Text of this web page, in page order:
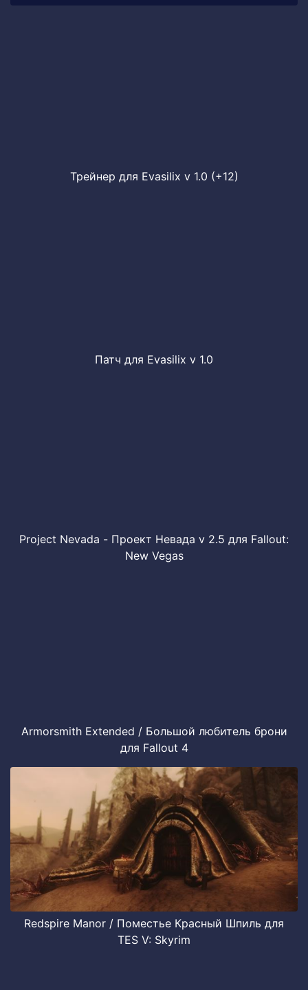
Трейнер для Evasilix v 1.0 (+12)
Патч для Evasilix v 1.0
Project Nevada - Проект Невада v 2.5 для Fallout:
New Vegas
Armorsmith Extended / Большой любитель брони
для Fallout 4
Redspire Manor / Поместье Красный Шпиль для
TES V: Skyrim